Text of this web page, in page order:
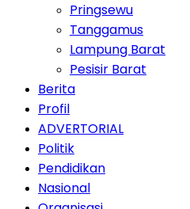
Pringsewu
Tanggamus
Lampung Barat
Pesisir Barat
Berita
Profil
ADVERTORIAL
Politik
Pendidikan
Nasional